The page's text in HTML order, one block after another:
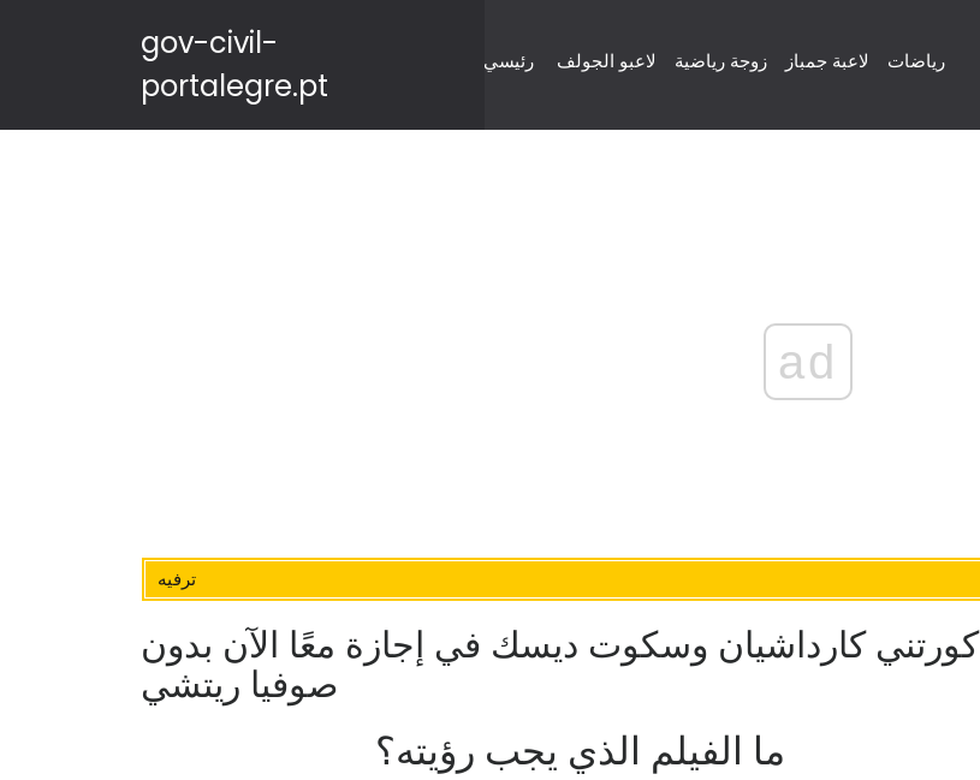
gov-civil-
portalegre.pt
رئيسي لاعبو الجولف زوجة رياضية لاعبة جمباز رياضات
ad
ترفيه
كورتني كارداشيان وسكوت ديسك في إجازة معًا الآن بدون
صوفيا ريتشي
ما الفيلم الذي يجب رؤيته؟